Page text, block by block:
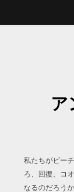
ア
私たちがビー
ろ、回復、コ
なるのだろう